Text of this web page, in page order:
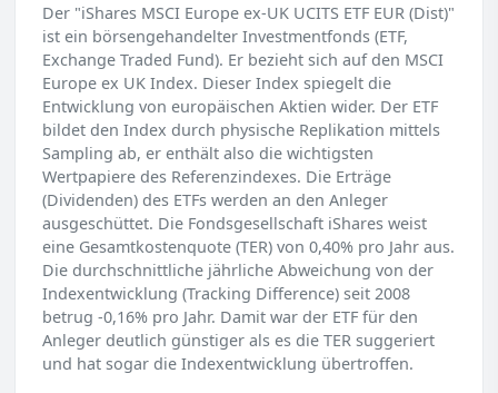
Der "iShares MSCI Europe ex-UK UCITS ETF EUR (Dist)"
ist ein börsengehandelter Investmentfonds (ETF,
Exchange Traded Fund). Er bezieht sich auf den MSCI
Europe ex UK Index. Dieser Index spiegelt die
Entwicklung von europäischen Aktien wider. Der ETF
bildet den Index durch physische Replikation mittels
Sampling ab, er enthält also die wichtigsten
Wertpapiere des Referenzindexes. Die Erträge
(Dividenden) des ETFs werden an den Anleger
ausgeschüttet. Die Fondsgesellschaft iShares weist
eine Gesamtkostenquote (TER) von 0,40% pro Jahr aus.
Die durchschnittliche jährliche Abweichung von der
Indexentwicklung (Tracking Difference) seit 2008
betrug -0,16% pro Jahr. Damit war der ETF für den
Anleger deutlich günstiger als es die TER suggeriert
und hat sogar die Indexentwicklung übertroffen.